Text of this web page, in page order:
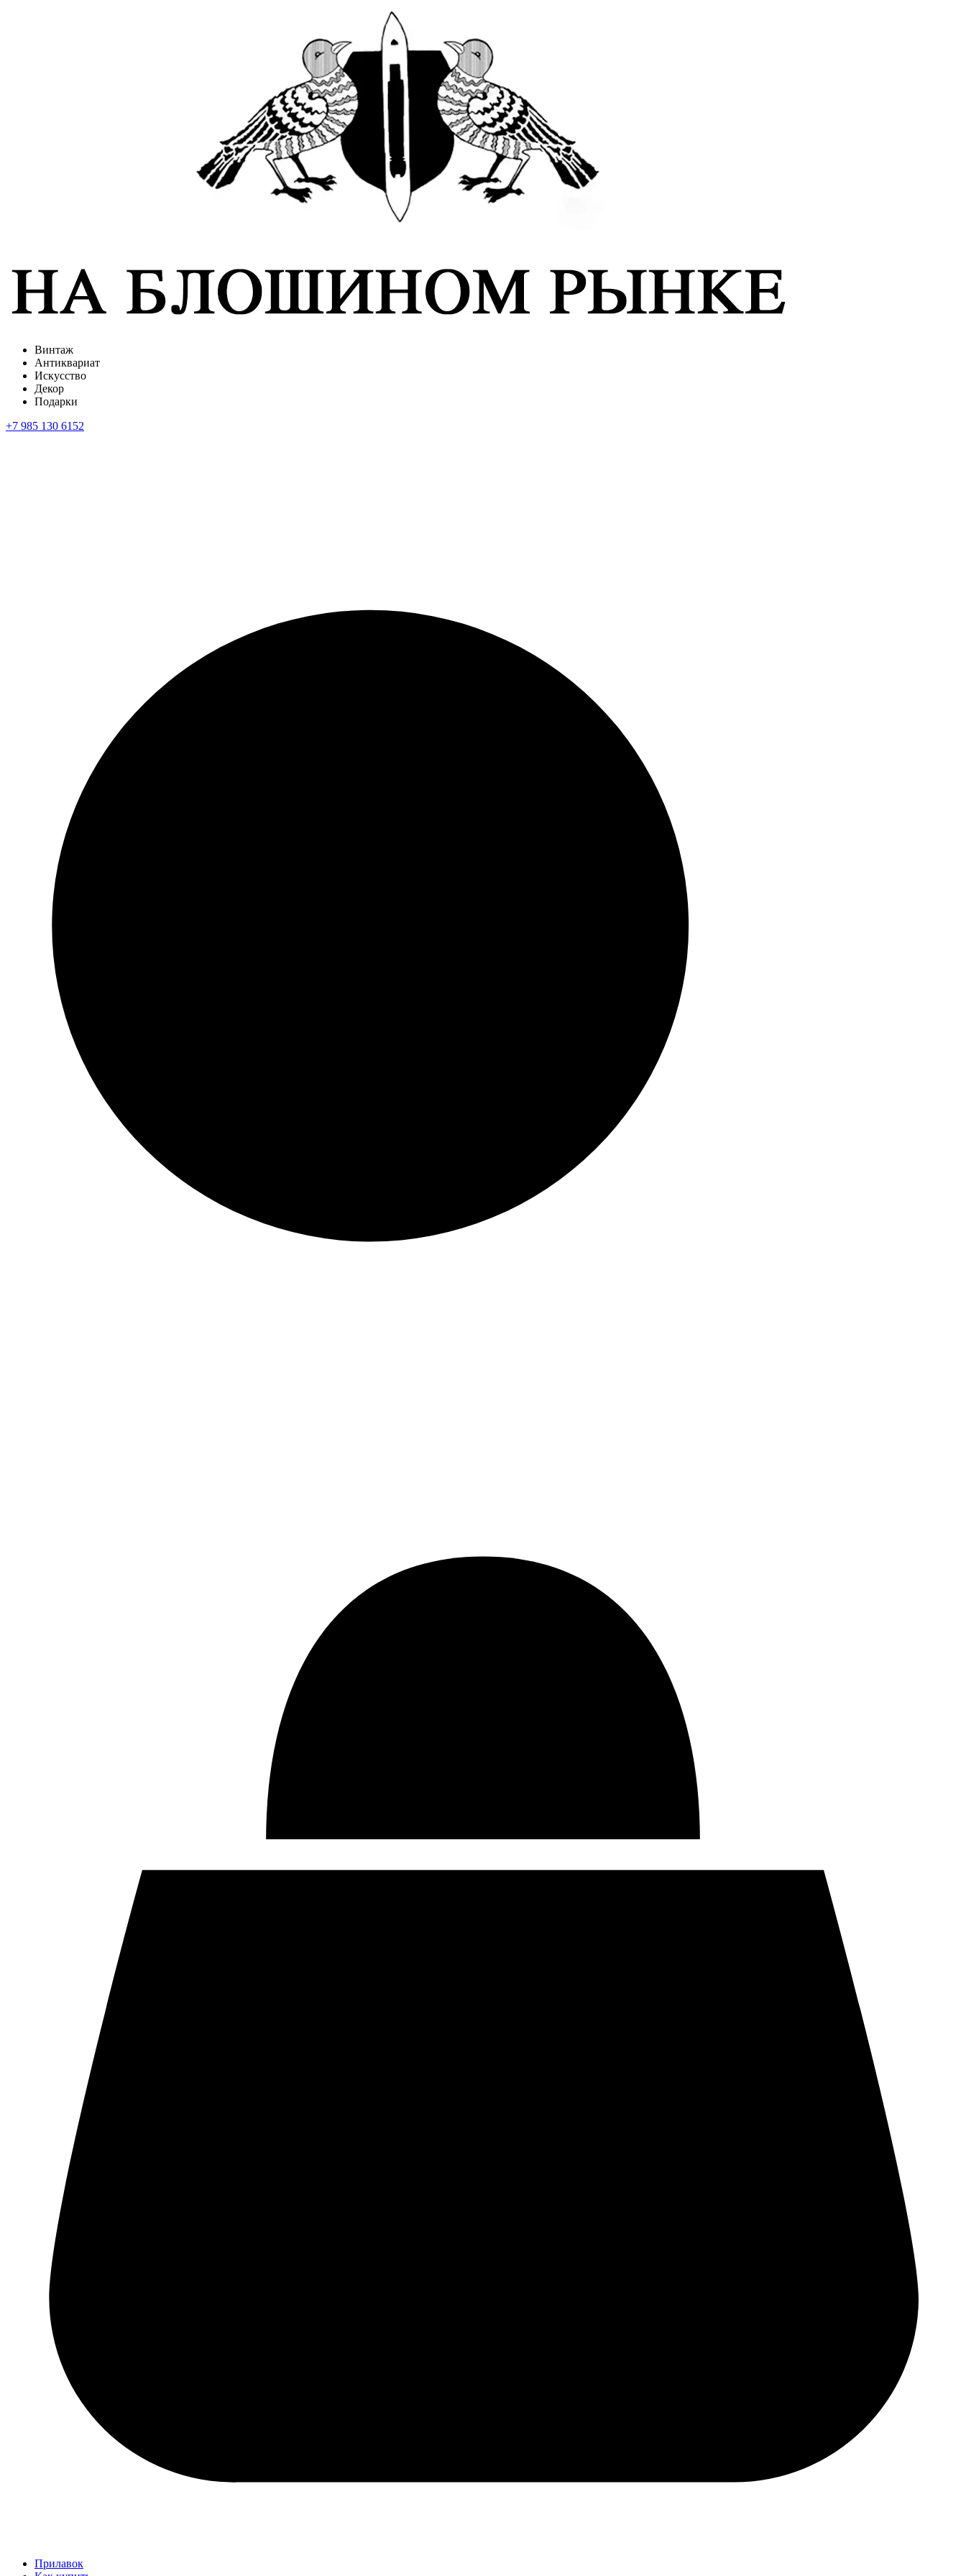
Винтаж
Антиквариат
Искусство
Декор
Подарки
+7 985 130 6152
Прилавок